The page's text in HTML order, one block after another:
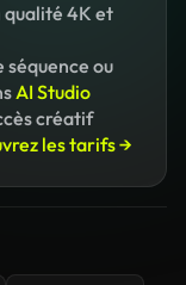
qualité 4K et
séquence ou
AI Studio
créatif
les tarifs →